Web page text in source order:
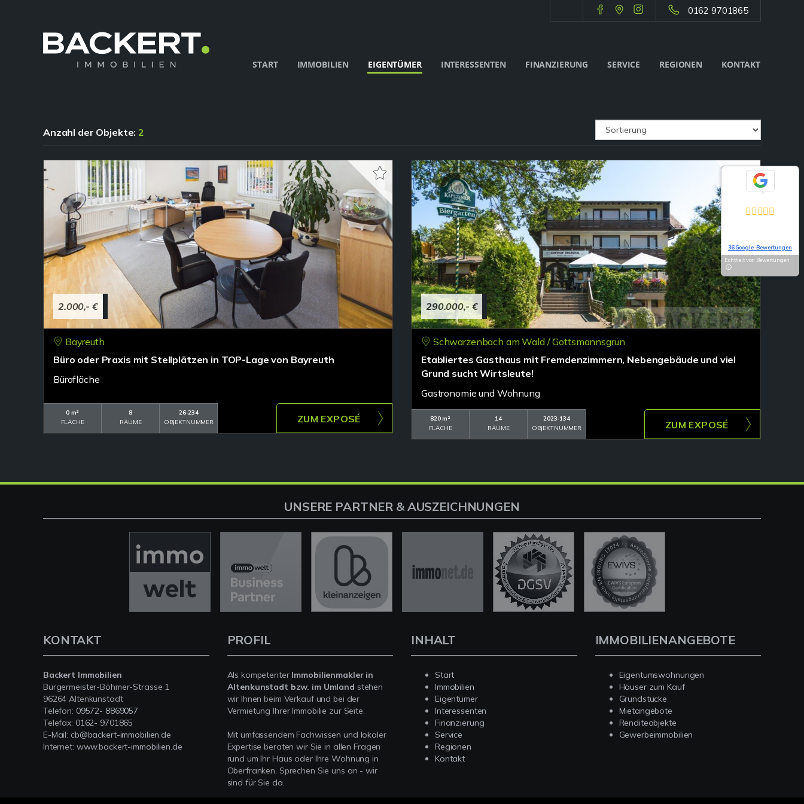
0162 9701865
START IMMOBILIEN EIGENTÜMER INTERESSENTEN FINANZIERUNG SERVICE REGIONEN KONTAKT
Anzahl der Objekte:2
2.000,- €
Bayreuth
Büro oder Praxis mit Stellplätzen in TOP-Lage von Bayreuth
Bürofläche
0 m²
FLÄCHE
8
RÄUME
26-234
OBJEKTNUMMER
ZUM EXPOSÉ
290.000,- €
Schwarzenbach am Wald / Gottsmannsgrün
Etabliertes Gasthaus mit Fremdenzimmern, Nebengebäude und viel
Grund sucht Wirtsleute!
Gastronomie und Wohnung
820 m²
FLÄCHE
14
RÄUME
2023-134
OBJEKTNUMMER
ZUM EXPOSÉ
36 Google-Bewertungen
Echtheit von Bewertungen
UNSERE PARTNER & AUSZEICHNUNGEN
KONTAKT
Backert Immobilien
Bürgermeister-Böhmer-Strasse 1
96264 Altenkunstadt
Telefon: 09572- 8869057
Telefax: 0162- 9701865
E-Mail: cb@backert-immobilien.de
Internet: www.backert-immobilien.de
PROFIL
Als kompetenter Immobilienmakler in
Altenkunstadt bzw. im Umland stehen
wir Ihnen beim Verkauf und bei der
Vermietung Ihrer Immobilie zur Seite.
Mit umfassendem Fachwissen und lokaler
Expertise beraten wir Sie in allen Fragen
rund um Ihr Haus oder Ihre Wohnung in
Oberfranken. Sprechen Sie uns an - wir
sind für Sie da.
INHALT
Start
Immobilien
Eigentümer
Interessenten
Finanzierung
Service
Regionen
Kontakt
IMMOBILIENANGEBOTE
Eigentumswohnungen
Häuser zum Kauf
Grundstücke
Mietangebote
Renditeobjekte
Gewerbeimmobilien